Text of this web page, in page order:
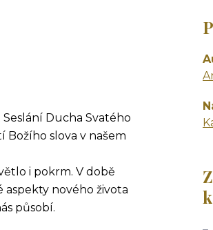
Ducha Svatého
slova v našem
i pokrm. V době
aspekty nového života
působí.